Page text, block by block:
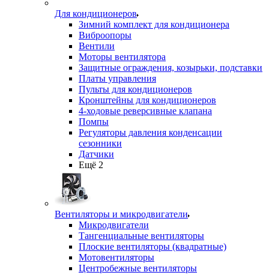
Для кондиционеров
Зимний комплект для кондиционера
Виброопоры
Вентили
Моторы вентилятора
Защитные ограждения, козырьки, подставки
Платы управления
Пульты для кондиционеров
Кронштейны для кондиционеров
4-ходовые реверсивные клапана
Помпы
Регуляторы давления конденсации
сезонники
Датчики
Ещё 2
Вентиляторы и микродвигатели
Микродвигатели
Тангенциальные вентиляторы
Плоские вентиляторы (квадратные)
Мотовентиляторы
Центробежные вентиляторы